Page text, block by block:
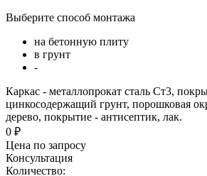
Выберите способ монтажа
на бетонную плиту
в грунт
-
Каркас - металлопрокат сталь Ст3,
цинкосодержащий грунт, порошковая
дерево, покрытие - антисептик, лак.
0 ₽
Цена по запросу
Консультация
Количество: